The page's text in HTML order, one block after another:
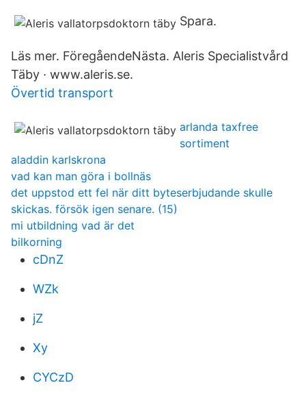
Spara.
Läs mer. FöregåendeNästa. Aleris Specialistvård
Täby · www.aleris.se.
Övertid transport
arlanda taxfree
sortiment
aladdin karlskrona
vad kan man göra i bollnäs
det uppstod ett fel när ditt byteserbjudande skulle
skickas. försök igen senare. (15)
mi utbildning vad är det
bilkorning
cDnZ
WZk
jZ
Xy
CYCzD